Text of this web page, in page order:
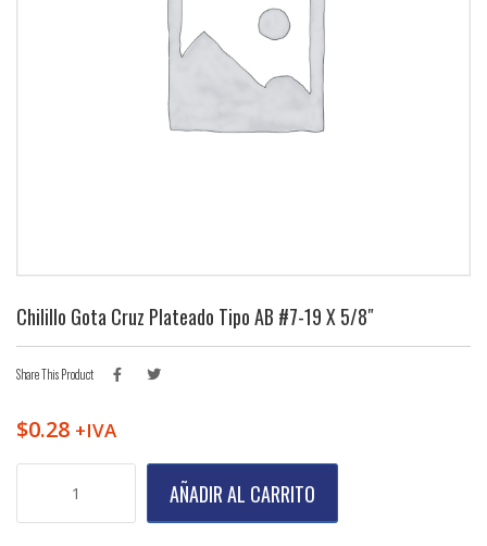
Chilillo Gota Cruz Plateado Tipo AB #7-19 X 5/8″
Share This Product
$0.28 +IVA
AÑADIR AL CARRITO